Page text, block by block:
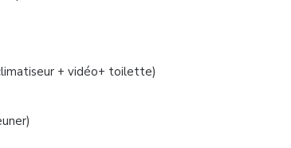
+ vidéo+ toilette)